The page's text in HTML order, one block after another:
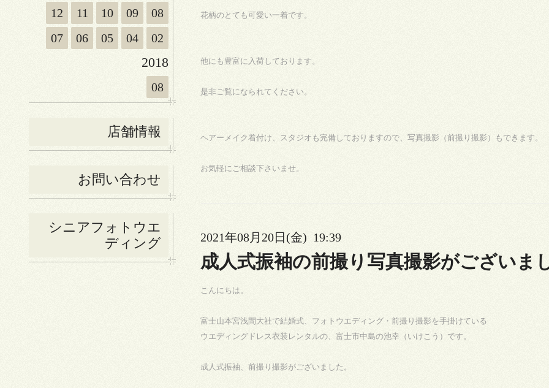
12 11 10 09
08
07
06 05 04 02
2018
08
店舗情報
お問い合わせ
シニアフォトウエ
ディング
花柄のとても可愛い一着です。
他にも豊富に入荷しております。
是非ご覧になられてください。
ヘアーメイク着付け、スタジオも完備しておりますので、写真撮影（前撮り撮影）もできます。
お気軽にご相談下さいませ。
2021年08月20日(金) 19:39
成人式振袖の前撮り写真撮影がございま
こんにちは。
富士山本宮浅間大社で結婚式、フォトウエディング・前撮り撮影を手掛けている
ウエディングドレス衣装レンタルの、富士市中島の池幸（いけこう）です。
成人式振袖、前撮り撮影がございました。